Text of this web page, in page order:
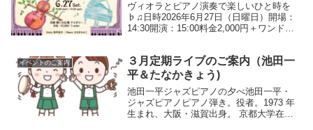
ヴィオラとピアノ演奏で楽しいひと時を
♭♫日時2026年6月27日（日曜日）開場：
14:30開演：15:00料金2,000円＋ワンドリ
平佳子相愛大学音楽学部ヴィオ...
イベントのご案内
３月定期ライブのご案内（池田一
平＆たなかきょう)
池田一平ジャズピアノの夕べ池田一平・
ジャズピアノピアノ弾き。役者。1973 年
生まれ、大阪・滋賀出身。 京都大学在学